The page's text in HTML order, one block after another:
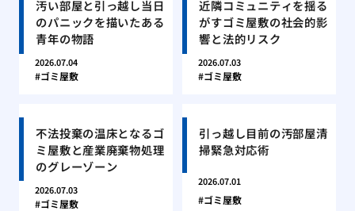
汚い部屋と引っ越し当日
のパニックを描いたある
青年の物語
2026.07.04
ゴミ屋敷
近隣コミュニティを揺る
がすゴミ屋敷の社会的影
響と法的リスク
2026.07.03
ゴミ屋敷
不法投棄の温床となるゴ
ミ屋敷と産業廃棄物処理
のグレーゾーン
2026.07.03
ゴミ屋敷
引っ越し目前の汚部屋清
掃緊急対応術
2026.07.01
ゴミ屋敷